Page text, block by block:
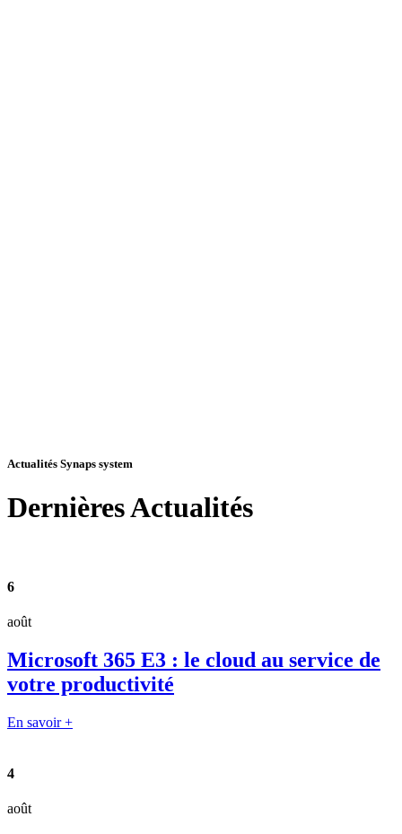
Actualités Synaps system
DernièresActualités
6
août
Microsoft 365 E3 : le cloud au service de
votre productivité
En savoir +
4
août